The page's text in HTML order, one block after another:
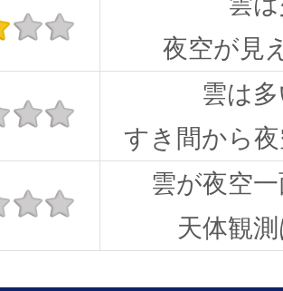
夜空が見
雲は
すき間から
雲が夜空
天体観